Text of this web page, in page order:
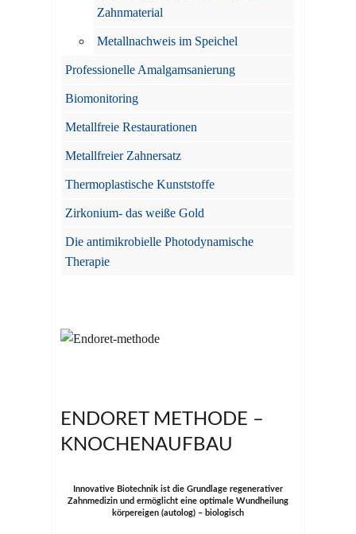
Zahnmaterial
Metallnachweis im Speichel
Professionelle Amalgamsanierung
Biomonitoring
Metallfreie Restaurationen
Metallfreier Zahnersatz
Thermoplastische Kunststoffe
Zirkonium- das weiße Gold
Die antimikrobielle Photodynamische
Therapie
ENDORET METHODE –
KNOCHENAUFBAU
Innovative Biotechnik ist die Grundlage regenerativer
Zahnmedizin und ermöglicht eine optimale Wundheilung
körpereigen (autolog) – biologisch